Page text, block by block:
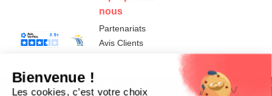
nous
Partenariats
Avis Clients
Données
personnelles et
Paramétrer
les cookies
légales
Conditions
générales de